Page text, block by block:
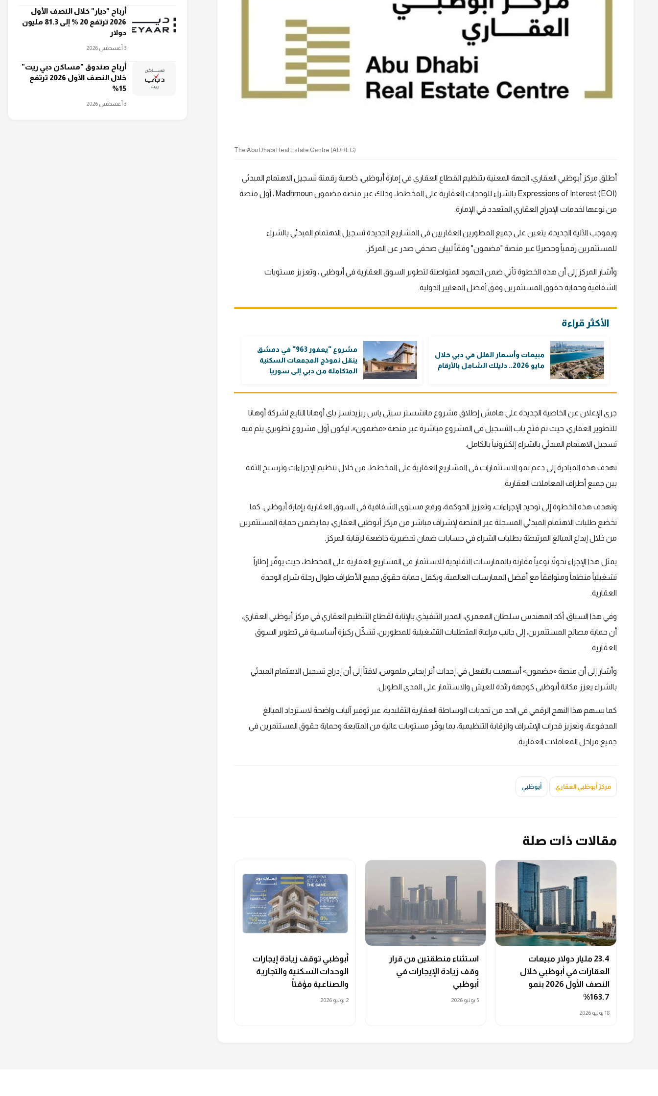
The Abu Dhabi Real Estate Centre (ADREC)
أطلق مركز أبوظبي العقاري، الجهة المعنية بتنظيم القطاع العقاري في إمارة أبوظبي، خاصية رقمنة تسجيل الاهتمام المبدئي
Expressions of Interest (EOI) بالشراء للوحدات العقارية على المخطط، وذلك عبر منصة مضمون Madhmoun ، أول منصة
من نوعها لخدمات الإدراج العقاري المتعدد في الإمارة.
وبموجب الآلية الجديدة، يتعين على جميع المطورين العقاريين في المشاريع الجديدة تسجيل الاهتمام المبدئي بالشراء
للمستثمرين رقمياً وحصريًا عبر منصة "مضمون" وفقاً لبيان صحفي صدر عن المركز.
وأشار المركز إلى أن هذه الخطوة تأتي ضمن الجهود المتواصلة لتطوير السوق العقارية في أبوظبي ، وتعزيز مستويات
الشفافية وحماية حقوق المستثمرين وفق أفضل المعايير الدولية.
الأكثر قراءة
مبيعات وأسعار الفلل في دبي خلال
مايو 2026.. دليلك الشامل بالأرقام
مشروع "يعفور 963" في دمشق
ينقل نموذج المجمعات السكنية
المتكاملة من دبي إلى سوريا
جرى الإعلان عن الخاصية الجديدة على هامش إطلاق مشروع مانشستر سيتي ياس ريزيدنسز باي أوهانا التابع لشركة أوهانا
للتطوير العقاري، حيث تم فتح باب التسجيل في المشروع مباشرة عبر منصة «مضمون»، ليكون أول مشروع تطويري يتم فيه
تسجيل الاهتمام المبدئي بالشراء إلكترونياً بالكامل.
تهدف هذه المبادرة إلى دعم نمو الاستثمارات في المشاريع العقارية على المخطط، من خلال تنظيم الإجراءات وترسيخ الثقة
بين جميع أطراف المعاملات العقارية.
وتهدف هذه الخطوة إلى توحيد الإجراءات، وتعزيز الحوكمة، ورفع مستوى الشفافية في السوق العقارية بإمارة أبوظبي. كما
تخضع طلبات الاهتمام المبدئي المسجلة عبر المنصة لإشراف مباشر من مركز أبوظبي العقاري، بما يضمن حماية المستثمرين
من خلال إيداع المبالغ المرتبطة بطلبات الشراء في حسابات ضمان تحضيرية خاضعة لرقابة المركز.
يمثل هذا الإجراء تحولاً نوعياً مقارنة بالممارسات التقليدية للاستثمار في المشاريع العقارية على المخطط، حيث يوفّر إطاراً
تشغيلياً منظماً ومتوافقاً مع أفضل الممارسات العالمية، ويكفل حماية حقوق جميع الأطراف طوال رحلة شراء الوحدة
العقارية.
وفي هذا السياق، أكد المهندس سلطان المعمري، المدير التنفيذي بالإنابة لقطاع التنظيم العقاري في مركز أبوظبي العقاري،
أن حماية مصالح المستثمرين، إلى جانب مراعاة المتطلبات التشغيلية للمطورين، تشكّل ركيزة أساسية في تطوير السوق
العقارية.
وأشار إلى أن منصة «مضمون» أسهمت بالفعل في إحداث أثر إيجابي ملموس، لافتاً إلى أن إدراج تسجيل الاهتمام المبدئي
بالشراء يعزز مكانة أبوظبي كوجهة رائدة للعيش والاستثمار على المدى الطويل.
كما يسهم هذا النهج الرقمي في الحد من تحديات الوساطة العقارية التقليدية، عبر توفير آليات واضحة لاسترداد المبالغ
المدفوعة، وتعزيز قدرات الإشراف والرقابة التنظيمية، بما يوفّر مستويات عالية من المتابعة وحماية حقوق المستثمرين في
جميع مراحل المعاملات العقارية.
مركز أبوظبي العقاري أبوظبي
مقالات ذات صلة
23.4 مليار دولار مبيعات
العقارات في أبوظبي خلال
النصف الأول 2026 بنمو
163.7%
18 يوليو 2026
استثناء منطقتين من قرار
وقف زيادة الإيجارات في
أبوظبي
5 يونيو 2026
أبوظبي توقف زيادة إيجارات
الوحدات السكنية والتجارية
والصناعية مؤقتاً
2 يونيو 2026
أرباح "ديار" خلال النصف الأول
2026 ترتفع 20 % إلى 81.3 مليون
دولار
3 أغسطس 2026
أرباح صندوق "مساكن دبي ريت"
خلال النصف الأول 2026 ترتفع
15%
3 أغسطس 2026